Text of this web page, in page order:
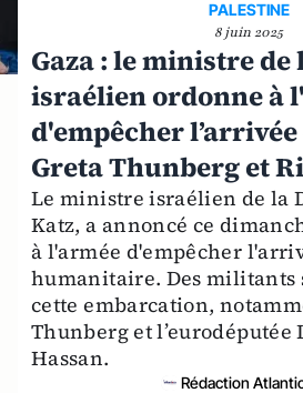
PALESTINE
8 juin 2025
Gaza : le ministre de
israélien ordonne à
d'empêcher
Greta Thunberg et
Le ministre israélien de la
Katz, a annoncé ce
à l'armée d'empêcher
humanitaire. Des militants
cette embarcation,
Thunberg et l’eurodéputée
Hassan.
Rédaction